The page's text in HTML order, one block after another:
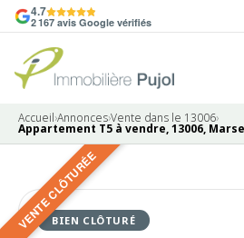
4.7
2 167 avis Google vérifiés
Accueil›Annonces›Vente dans le 13006›
Appartement T5 à vendre, 13006,
VENTE CLÔTURÉE
BIEN CLÔTURÉ
VENDU
10 photos